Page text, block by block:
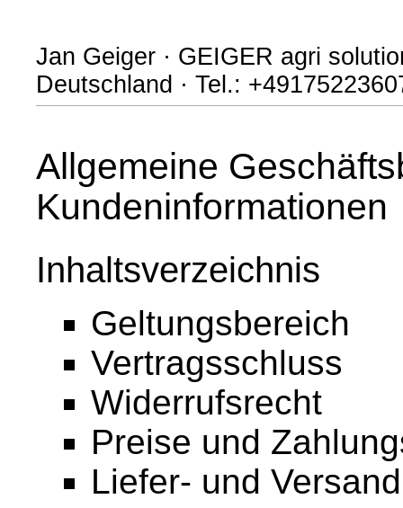
Jan Geiger · GEIGER agri
Deutschland · Tel.:
Allgemeine
Kundeninformationen
Inhaltsverzeichnis
Geltungsbereich
Vertragsschluss
Widerrufsrecht
Preise und
Liefer- und